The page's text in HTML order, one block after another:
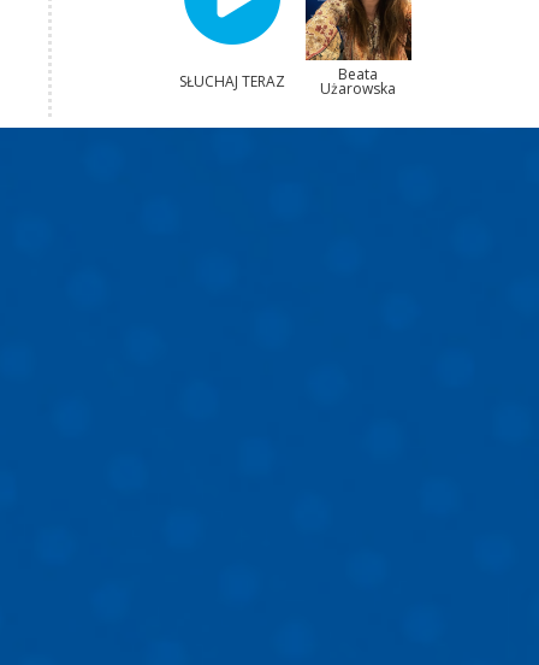
SŁUCHAJ TERAZ Beata
Użarowska